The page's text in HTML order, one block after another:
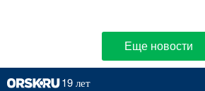
Еще новости